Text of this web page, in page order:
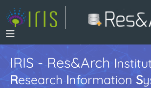
IRIS - Res&ArchI
Research InformationS